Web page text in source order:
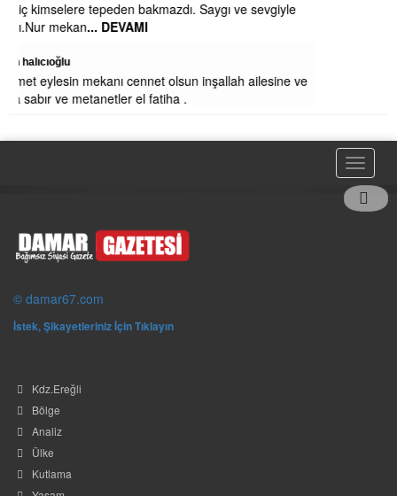
ve
İstek, Şikayetleriniz İçin Tıklayın
Tüm hakları saklıdır. İzinsiz kullanılamaz.
Kdz.Ereğli
Analiz
Yaşam
Vefat
Spor
Alaplı
Asayiş